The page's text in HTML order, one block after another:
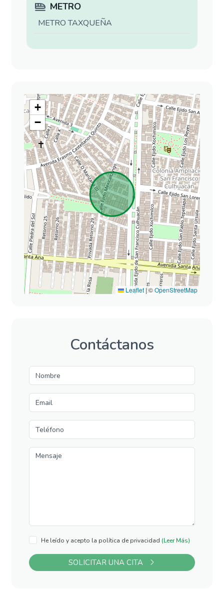
METRO
METRO TAXQUEÑA
+
−
Leaflet |©OpenStreetMap
Contáctanos
He leído y acepto la política de privacidad (Leer Más)
SOLICITAR UNA CITA